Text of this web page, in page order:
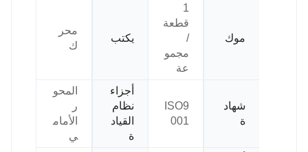
موك
1
قطعة
/
مجمو
عة
يكتب
محر
ك
شهاد
ة
ISO9
001
أجزاء
نظام
القياد
ة
المحو
ر
الأمام
ي